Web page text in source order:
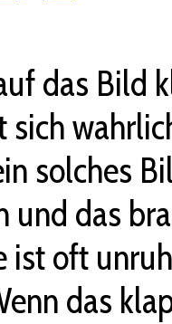
das Bild
sich
solches
und das
ist oft
das